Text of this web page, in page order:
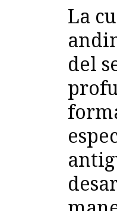
La
del